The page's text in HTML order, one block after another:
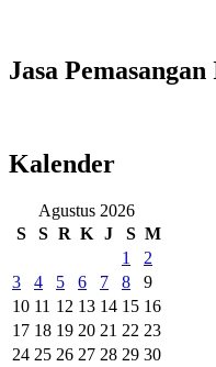
Jasa
Kalender
Agustus 2026
S
S R K J S M
1
2
3
4 5 6 7 8
9
10 11 12 13 14 15 16
17 18 19 20 21 22 23
24 25 26 27 28 29 30